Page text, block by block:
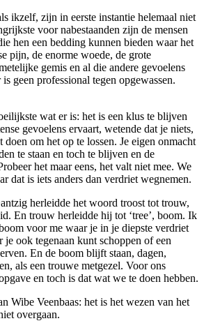
ikzelf, zijn in eerste instantie helemaal niet
voor nabestaanden zijn de mensen
hen een bedding kunnen bieden waar het
pijn, de enorme woede, de grote
gemis en al die andere gevoelens
geen professional tegen opgewassen.
wat er is: het is een klus te blijven
gevoelens ervaart, wetende dat je niets,
om het op te lossen. Je eigen onmacht
te staan en toch te blijven en de
het maar eens, het valt niet mee. We
dat is iets anders dan verdriet wegnemen.
herleidde het woord troost tot trouw,
En trouw herleidde hij tot ‘tree’, boom. Ik
voor me waar je in je diepste verdriet
je ook tegenaan kunt schoppen of een
En de boom blijft staan, dagen,
als een trouwe metgezel. Voor ons
en toch is dat wat we te doen hebben.
Wibe Veenbaas: het is het wezen van het
overgaan.